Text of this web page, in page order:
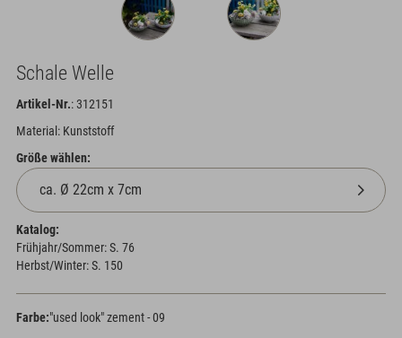
Schale Welle
Artikel-Nr.: 312151
Material: Kunststoff
Größe wählen:
Katalog:
Frühjahr/Sommer: S. 76
Herbst/Winter: S. 150
Farbe:"used look" zement - 09